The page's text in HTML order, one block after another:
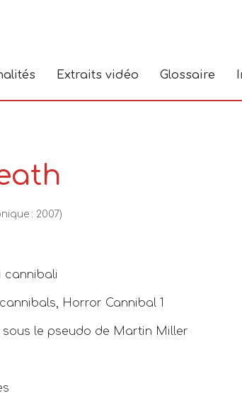
Extraits vidéo Glossaire
: 2007)
cannibali
, Horror Cannibal 1
sous le pseudo de Martin Miller